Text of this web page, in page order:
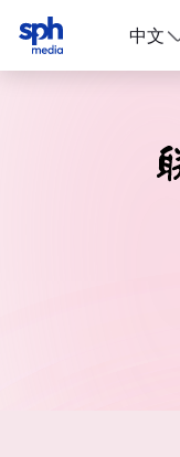
中文